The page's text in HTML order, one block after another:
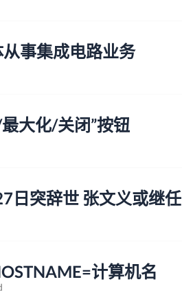
事集成电路业务
大化/关闭”按钮
日突辞世 张文义或继任
计算机名